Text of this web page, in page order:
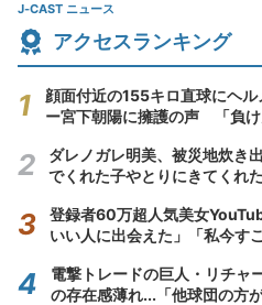
J-CAST ニュース
アクセスランキング
顔面付近の155キロ直球にヘ
ー宮下朝陽に擁護の声 「負
ダレノガレ明美、被災地炊き
でくれた子やとりにきてくれ
登録者60万超人気美女
いい人に出会えた」「私今す
電撃トレードの巨人・リチャ
の存在感薄れ...「他球団の方